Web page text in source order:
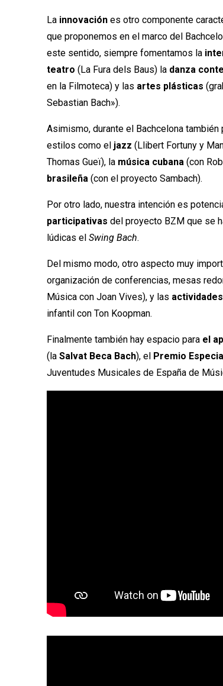
La innovación es otro componente
que proponemos en el marco del
este sentido, siempre fomentamos la
teatro (La Fura dels Baus) la danza
en la Filmoteca) y las artes plásticas
Sebastian Bach»).
Asimismo, durante el Bachcelona
estilos como el jazz (Llibert Fortuny y
Thomas Gueï), la música cubana (con
brasileña (con el proyecto Sambach).
Por otro lado, nuestra intención es
participativasdel proyecto BZM que se
lúdicas elSwing Bach.
Del mismo modo, otro aspecto muy
organización de conferencias, mesas
Música con Joan Vives), y las
infantil con Ton Koopman.
Finalmente también hay espacio para el
(laSalvat Beca Bach), el Premio
Juventudes Musicales de España de